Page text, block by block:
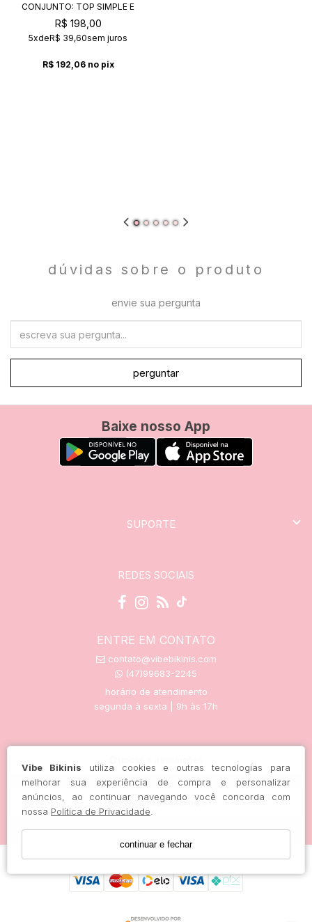
Vibe Bikinis utiliza cookies e outras tecnologias para
melhorar sua experiência de compra e personalizar
anúncios, ao continuar navegando você concorda com
nossa Política de Privacidade
continuar e fechar
CONJUNTO: TOP SIMPLE E
CALCINHA SUZY SAFARI
R$ 198,00
5xdeR$ 39,60sem juros
R$ 192,06 no pix
dúvidas sobre o produto
envie sua pergunta
perguntar
Baixe nosso App
SUPORTE
REDES SOCIAIS
ENTRE EM CONTATO
contato@vibebikinis.com
(47)99683-2245
horário de atendimento
segunda à sexta | 9h às 17h
rastreie seu pedido aqui